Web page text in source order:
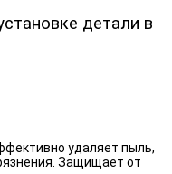
детали в
удаляет пыль,
Защищает от